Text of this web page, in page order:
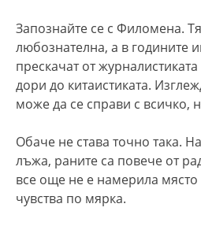
Запознайте се с Филомена.
любознателна, а в годините
прескачат от
дори до китаистиката.
може да се справи с всичко,
Обаче не става точно така.
лъжа, раните са повече от
все още не е намерила място
чувства по мярка.